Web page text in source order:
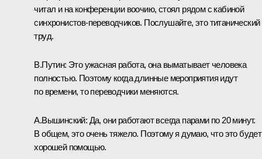
читал и на конференции воочию, стоял рядом с кабиной
синхронистов-переводчиков. Послушайте, это титанический
труд.
В.Путин: Это ужасная работа, она выматывает человека
полностью. Поэтому когда длинные мероприятия идут
по времени, то переводчики меняются.
А.Вышинский: Да, они работают всегда парами по 20 минут.
В общем, это очень тяжело. Поэтому я думаю, что это будет
хорошей помощью.